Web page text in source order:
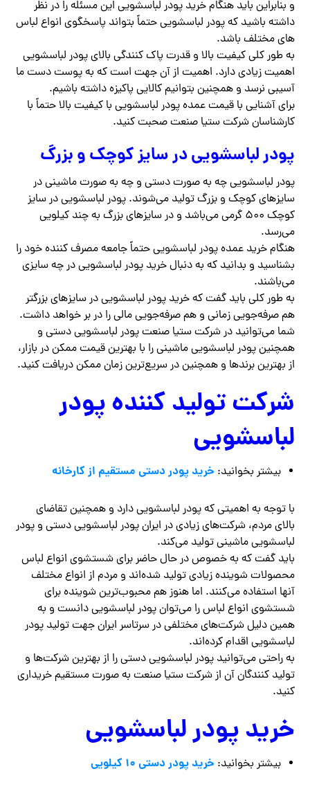
و بنابراین باید هنگام خرید پودر لباسشویی این مسئله را در نظر
داشته باشید که پودر لباسشویی حتماً بتواند پاسخگوی انواع لباس
های مختلف باشد.
به طور کلی کیفیت بالا و قدرت پاک کنندگی بالای پودر لباسشویی
اهمیت زیادی دارد. اهمیت از آن جهت است که به پوست دست ما
آسیبی نرسد و همچنین بتوانیم کالایی پاکیزه داشته باشیم.
برای آشنایی با قیمت عمده پودر لباسشویی با کیفیت بالا حتماً با
کارشناسان شرکت ستیا صنعت صحبت کنید.
پودر لباسشویی در سایز کوچک و بزرگ
پودر لباسشویی چه به صورت دستی و چه به صورت ماشینی در
سایزهای کوچک و بزرگ تولید می‌شوند. پودر لباسشویی در سایز
کوچک ۵۰۰ گرمی می‌باشد و در سایزهای بزرگ به چند کیلویی
می‌رسد.
هنگام خرید عمده پودر لباسشویی حتماً جامعه مصرف کننده خود را
بشناسید و بدانید که به دنبال خرید پودر لباسشویی در چه سایزی
می‌باشند.
به طور کلی باید گفت که خرید پودر لباسشویی در سایزهای بزرگتر
هم صرفه‌جویی زمانی و هم صرفه‌جویی مالی را در بر خواهد داشت.
شما می‌توانید در شرکت ستیا صنعت پودر لباسشویی دستی و
همچنین پودر لباسشویی ماشینی را با بهترین قیمت ممکن در بازار،
از بهترین برندها و همچنین در سریع‌ترین زمان ممکن دریافت کنید.
شرکت تولید کننده پودر
لباسشویی
بیشتر بخوانید: خرید پودر دستی مستقیم از کارخانه
با توجه به اهمیتی که پودر لباسشویی دارد و همچنین تقاضای
بالای مردم، شرکت‌های زیادی در ایران پودر لباسشویی دستی و پودر
لباسشویی ماشینی تولید می‌کند.
باید گفت که به خصوص در حال حاضر برای شستشوی انواع لباس
محصولات شوینده زیادی تولید شده‌اند و مردم از انواع مختلف
آنها استفاده می‌کنند. اما هنوز هم محبوب‌ترین شوینده برای
شستشوی انواع لباس را می‌توان پودر لباسشویی دانست و به
همین دلیل شرکت‌های مختلفی در سرتاسر ایران جهت تولید پودر
لباسشویی اقدام کرده‌اند.
به راحتی می‌توانید پودر لباسشویی دستی را از بهترین شرکت‌ها و
تولید کنندگان آن از شرکت ستیا صنعت به صورت مستقیم خریداری
کنید.
خرید پودر لباسشویی
بیشتر بخوانید: خرید پودر دستی ۱۰ کیلویی